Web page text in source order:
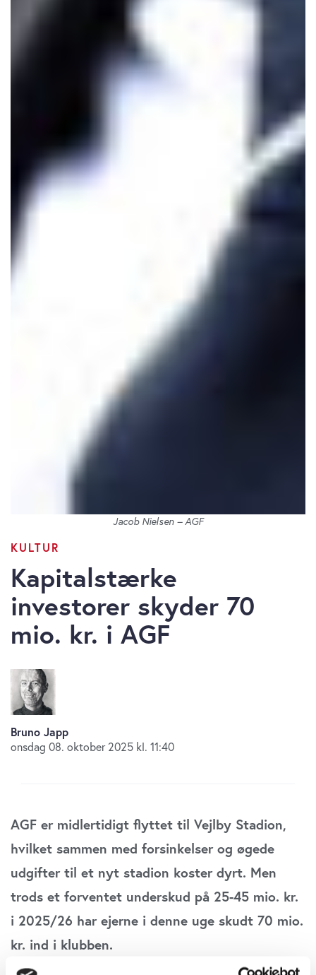
KULTUR
Kapitalstærke
investorer skyder 70
mio. kr. i AGF
Bruno Japp
onsdag 08. oktober 2025 kl. 11:40
Jacob Nielsen – AGF
AGF er midlertidigt flyttet til Vejlby Stadion,
hvilket sammen med forsinkelser og øgede
udgifter til et nyt stadion koster dyrt. Men
trods et forventet underskud på 25-45 mio. kr.
i 2025/26 har ejerne i denne uge skudt 70 mio.
kr. ind i klubben.